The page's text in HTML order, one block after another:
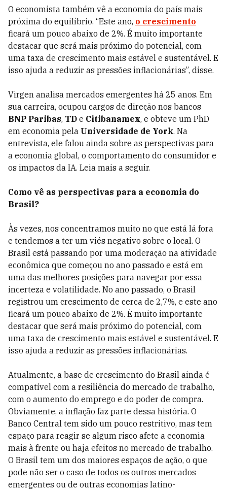
O economista também vê a economia do país mais
próxima do equilíbrio. “Este ano, o crescimento
ficará um pouco abaixo de 2%. É muito importante
destacar que será mais próximo do potencial, com
uma taxa de crescimento mais estável e sustentável. E
isso ajuda a reduzir as pressões inflacionárias”, disse.
Virgen analisa mercados emergentes há 25 anos. Em
sua carreira, ocupou cargos de direção nos bancos
BNP Paribas, TD e Citibanamex, e obteve um PhD
em economia pela Universidade de York. Na
entrevista, ele falou ainda sobre as perspectivas para
a economia global, o comportamento do consumidor e
os impactos da IA. Leia mais a seguir.
Como vê as perspectivas para a economia do
Brasil?
Às vezes, nos concentramos muito no que está lá fora
e tendemos a ter um viés negativo sobre o local. O
Brasil está passando por uma moderação na atividade
econômica que começou no ano passado e está em
uma das melhores posições para navegar por essa
incerteza e volatilidade. No ano passado, o Brasil
registrou um crescimento de cerca de 2,7%, e este ano
ficará um pouco abaixo de 2%. É muito importante
destacar que será mais próximo do potencial, com
uma taxa de crescimento mais estável e sustentável. E
isso ajuda a reduzir as pressões inflacionárias.
Atualmente, a base de crescimento do Brasil ainda é
compatível com a resiliência do mercado de trabalho,
com o aumento do emprego e do poder de compra.
Obviamente, a inflação faz parte dessa história. O
Banco Central tem sido um pouco restritivo, mas tem
espaço para reagir se algum risco afete a economia
mais à frente ou haja efeitos no mercado de trabalho.
O Brasil tem um dos maiores espaços de ação, o que
pode não ser o caso de todos os outros mercados
emergentes ou de outras economias latino-